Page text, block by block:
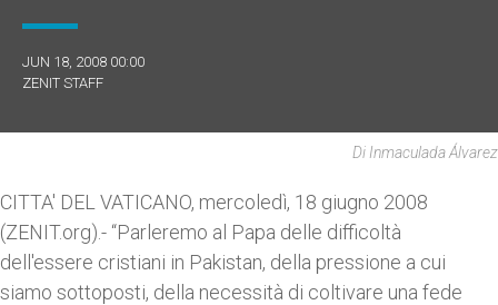
JUN 18, 2008 00:00
ZENIT STAFF
Di Inmaculada Álvarez
CITTA' DEL VATICANO, mercoledì, 18 giugno 2008
(ZENIT.org).- “Parleremo al Papa delle difficoltà
dell'essere cristiani in Pakistan, della pressione a cui
siamo sottoposti, della necessità di coltivare una fede